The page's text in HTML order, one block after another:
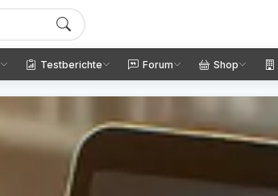
Testberichte Forum Shop